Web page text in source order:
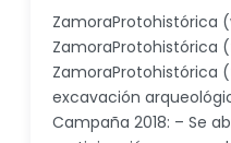
ZamoraProtohistórica
ZamoraProtohistórica
ZamoraProtohistórica
excavación
Campaña 2018: – Se